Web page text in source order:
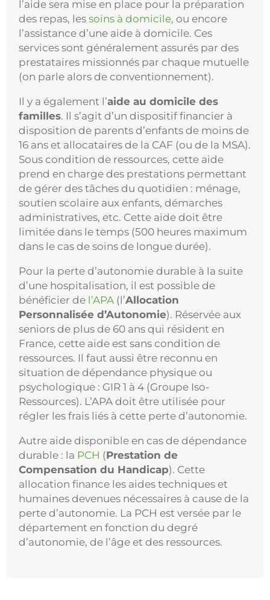
l’aide sera mise en place pour la préparation
des repas, lessoins à domicile, ou encore
l’assistance d’une aide à domicile. Ces
services sont généralement assurés par des
prestataires missionnés par chaque mutuelle
(on parle alors de conventionnement).
Il y a également l’aide au domicile des
familles. Il s’agit d’un dispositif financier à
disposition de parents d’enfants de moins de
16 ans et allocataires de la CAF (ou de la MSA).
Sous condition de ressources, cette aide
prend en charge des prestations permettant
de gérer des tâches du quotidien : ménage,
soutien scolaire aux enfants, démarches
administratives, etc. Cette aide doit être
limitée dans le temps (500 heures maximum
dans le cas de soins de longue durée).
Pour la perte d’autonomie durable à la suite
d’une hospitalisation, il est possible de
bénéficier de l’APA (l’Allocation
Personnalisée d’Autonomie). Réservée aux
seniors de plus de 60 ans qui résident en
France, cette aide est sans condition de
ressources. Il faut aussi être reconnu en
situation de dépendance physique ou
psychologique : GIR 1 à 4 (Groupe Iso-
Ressources). L’APA doit être utilisée pour
régler les frais liés à cette perte d’autonomie.
Autre aide disponible en cas de dépendance
durable : la PCH (Prestation de
Compensation du Handicap). Cette
allocation finance les aides techniques et
humaines devenues nécessaires à cause de la
perte d’autonomie. La PCH est versée par le
département en fonction du degré
d’autonomie, de l’âge et des ressources.